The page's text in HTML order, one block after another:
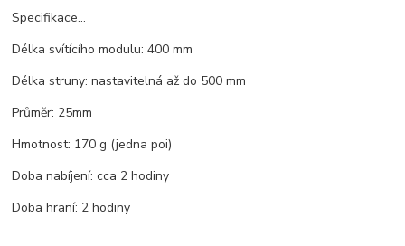
Specifikace...
Délka svítícího modulu: 400 mm
Délka struny: nastavitelná až do 500 mm
Průměr: 25mm
Hmotnost: 170 g (jedna poi)
Doba nabíjení: cca 2 hodiny
Doba hraní: 2 hodiny